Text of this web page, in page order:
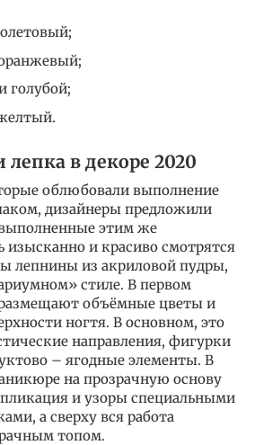
голубой;
в декоре 2020
облюбовали выполнение
дизайнеры предложили
этим же
изысканно и красиво смотрятся
лепнины из акриловой пудры,
стиле. В первом
размещают объёмные цветы и
ногтя. В основном, это
направления, фигурки
– ягодные элементы. В
на прозрачную основу
и узоры специальными
а сверху вся работа
топом.